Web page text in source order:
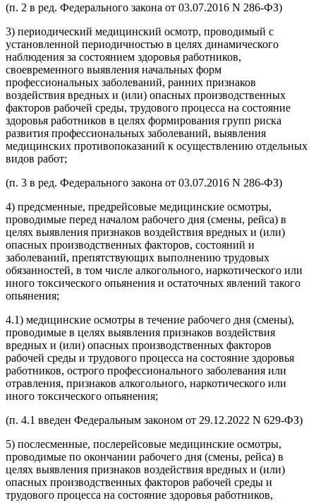
(п. 2 в ред. Федерального закона от 03.07.2016 N 286-ФЗ)
3) периодический медицинский осмотр, проводимый с
установленной периодичностью в целях динамического
наблюдения за состоянием здоровья работников,
своевременного выявления начальных форм
профессиональных заболеваний, ранних признаков
воздействия вредных и (или) опасных производственных
факторов рабочей среды, трудового процесса на состояние
здоровья работников в целях формирования групп риска
развития профессиональных заболеваний, выявления
медицинских противопоказаний к осуществлению отдельных
видов работ;
(п. 3 в ред. Федерального закона от 03.07.2016 N 286-ФЗ)
4) предсменные, предрейсовые медицинские осмотры,
проводимые перед началом рабочего дня (смены, рейса) в
целях выявления признаков воздействия вредных и (или)
опасных производственных факторов, состояний и
заболеваний, препятствующих выполнению трудовых
обязанностей, в том числе алкогольного, наркотического или
иного токсического опьянения и остаточных явлений такого
опьянения;
4.1) медицинские осмотры в течение рабочего дня (смены),
проводимые в целях выявления признаков воздействия
вредных и (или) опасных производственных факторов
рабочей среды и трудового процесса на состояние здоровья
работников, острого профессионального заболевания или
отравления, признаков алкогольного, наркотического или
иного токсического опьянения;
(п. 4.1 введен Федеральным законом от 29.12.2022 N 629-ФЗ)
5) послесменные, послерейсовые медицинские осмотры,
проводимые по окончании рабочего дня (смены, рейса) в
целях выявления признаков воздействия вредных и (или)
опасных производственных факторов рабочей среды и
трудового процесса на состояние здоровья работников,